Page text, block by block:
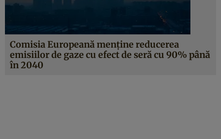
Comisia Europeană menține reducerea
emisiilor de gaze cu efect de seră cu 90% până
în 2040